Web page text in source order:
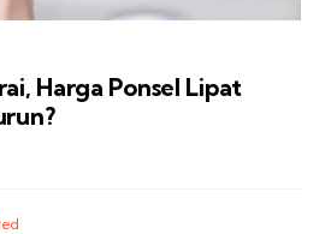
Harga Ponsel Lipat